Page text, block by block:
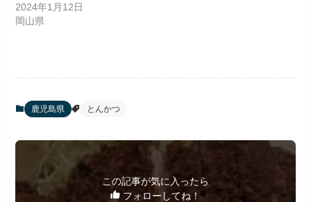
2024年1月12日
岡山県
鹿児島県 とんかつ
この記事が気に入ったら
フォローしてね！